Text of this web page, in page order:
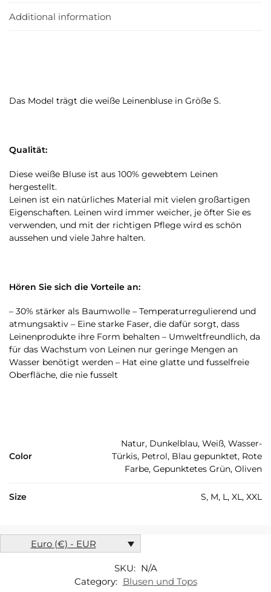
Additional information
Das Model trägt die weiße Leinenbluse in Größe S.
Qualität:
Diese weiße Bluse ist aus 100% gewebtem Leinen
hergestellt.
Leinen ist ein natürliches Material mit vielen großartigen
Eigenschaften. Leinen wird immer weicher, je öfter Sie es
verwenden, und mit der richtigen Pflege wird es schön
aussehen und viele Jahre halten.
Hören Sie sich die Vorteile an:
– 30% stärker als Baumwolle – Temperaturregulierend und
atmungsaktiv – Eine starke Faser, die dafür sorgt, dass
Leinenprodukte ihre Form behalten – Umweltfreundlich, da
für das Wachstum von Leinen nur geringe Mengen an
Wasser benötigt werden – Hat eine glatte und fusselfreie
Oberfläche, die nie fusselt
Color
Natur, Dunkelblau, Weiß, Wasser-
Türkis, Petrol, Blau gepunktet, Rote
Farbe, Gepunktetes Grün, Oliven
Size S, M, L, XL, XXL
Euro (€) - EUR
SKU: N/A
Category: Blusen und Tops